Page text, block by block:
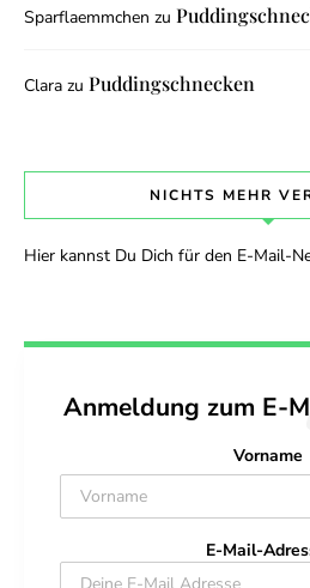
Sparflaemmchen zu
Clara zu Puddingschnecken
NICHTS MEHR
Hier kannst Du Dich für den E-Mail-
Anmeldung zum E-
Vorname
E-Mail-